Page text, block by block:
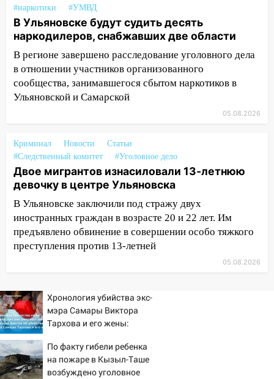
22:33 Прокуратура проверяет
спортивные объекты в Старой Майне
21:01 Ульяновцев приглашают сдать
кровь: День донора пройдёт 6 августа
20:17 Ульяновская область девятую
неделю подряд удерживает самые
низкие цены на подсолнечное масло
Ульяновской области выросли надои
молока
18:20 В Ульяновской области до конца
года благоустроят 20 родников
17:27 В Ульяновской области 114 детей-
сирот получили жильё с начала года
16:43 Дорожный сезон перевалил за
16:31
В Ульяновской области
капитально отремонтируют 101
многоквартирный дом
16:30
Прогноз погоды в Ульяновской
области на 5 августа
#наркотики
#УМВД
В Ульяновске будут судить десять
наркодилеров, снабжавших две области
В регионе завершено расследование уголовного дела
в отношении участников организованного
сообщества, занимавшегося сбытом наркотиков в
Ульяновской и Самарской
05.08.2026
Криминал Новости
Статьи
#Следственный комитет
#Уголовное дело
Двое мигрантов изнасиловали 13-летнюю
девочку в центре Ульяновска
В Ульяновске заключили под стражу двух
иностранных граждан в возрасте 20 и 22 лет. Им
предъявлено обвинение в совершении особо тяжкого
преступления против 13-летней
05.08.2026
Хронология убийства экс-
мэра Самары Виктора
Тархова и его жены:
фактов, новые
подробности
По факту гибели ребенка
на пожаре в Кызыл-Таше
возбуждено уголовное